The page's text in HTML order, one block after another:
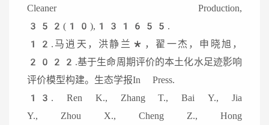
Cleaner Production,
352(10),131655.
12.马逍天，洪静兰*，翟一杰，申晓旭，
2022.基于生命周期评价的本土化水足迹影响
评价模型构建。生态学报In Press.
13. Ren K., Zhang T., Bai Y., Jia
Y., Zhou X., Cheng Z., Hong